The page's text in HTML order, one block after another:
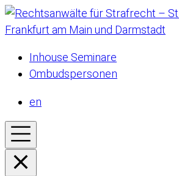
Inhouse Seminare
Ombudspersonen
en